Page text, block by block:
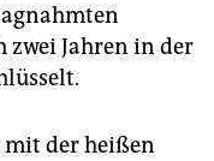
zwei Jahren in der
mit der heißen